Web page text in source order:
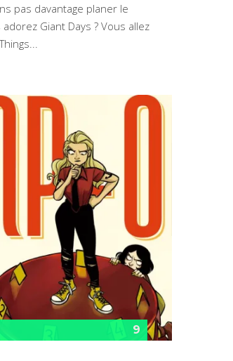
pas davantage planer le
Giant Days ? Vous allez
9